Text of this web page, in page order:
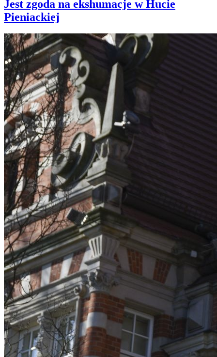
Jest zgoda na ekshumacje w Hucie
Pieniackiej